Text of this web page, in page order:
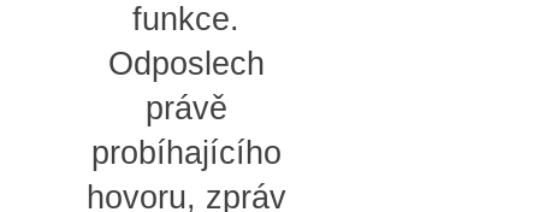
funkce.
Odposlech
právě
probíhajícího
hovoru, zpráv